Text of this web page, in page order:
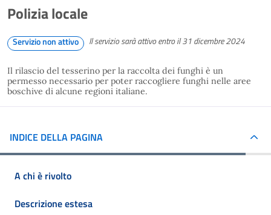
Polizia locale
Servizio non attivo Il servizio sarà attivo entro il 31 dicembre 2024
Il rilascio del tesserino per la raccolta dei funghi è un
permesso necessario per poter raccogliere funghi nelle aree
boschive di alcune regioni italiane.
INDICE DELLA PAGINA
A chi è rivolto
Descrizione estesa